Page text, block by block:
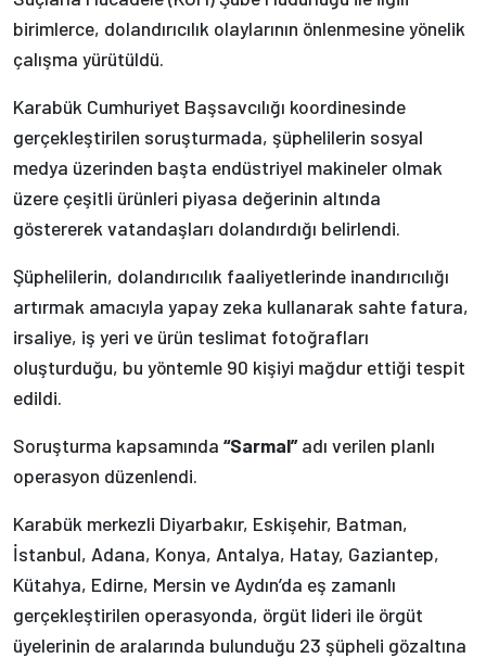
birimlerce, dolandırıcılık olaylarının önlenmesine yönelik
çalışma yürütüldü.
Karabük Cumhuriyet Başsavcılığı koordinesinde
gerçekleştirilen soruşturmada, şüphelilerin sosyal
medya üzerinden başta endüstriyel makineler olmak
üzere çeşitli ürünleri piyasa değerinin altında
göstererek vatandaşları dolandırdığı belirlendi.
Şüphelilerin, dolandırıcılık faaliyetlerinde inandırıcılığı
artırmak amacıyla yapay zeka kullanarak sahte fatura,
irsaliye, iş yeri ve ürün teslimat fotoğrafları
oluşturduğu, bu yöntemle 90 kişiyi mağdur ettiği tespit
edildi.
Soruşturma kapsamında “Sarmal”adı verilen planlı
operasyon düzenlendi.
Karabük merkezli Diyarbakır, Eskişehir, Batman,
İstanbul, Adana, Konya, Antalya, Hatay, Gaziantep,
Kütahya, Edirne, Mersin ve Aydın’da eş zamanlı
gerçekleştirilen operasyonda, örgüt lideri ile örgüt
üyelerinin de aralarında bulunduğu 23 şüpheli gözaltına